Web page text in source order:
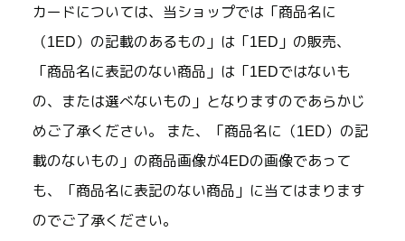
カードについては、当ショップでは「商品名に
（1ED）の記載のあるもの」は「1ED」の販売、
「商品名に表記のない商品」は「1EDではないも
の、または選べないもの」となりますのであらかじ
めご了承ください。 また、「商品名に（1ED）の記
載のないもの」の商品画像が4EDの画像であって
も、「商品名に表記のない商品」に当てはまります
のでご了承ください。